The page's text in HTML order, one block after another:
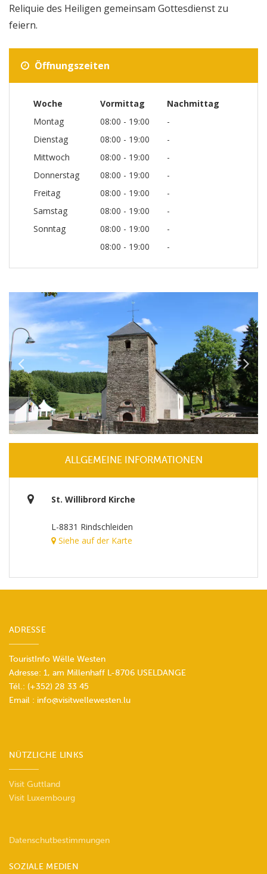
Reliquie des Heiligen gemeinsam Gottesdienst zu
feiern.
Öffnungszeiten
Woche Vormittag
Nachmittag
Montag
08:00 - 19:00
-
Dienstag
08:00 - 19:00
-
Mittwoch
08:00 - 19:00
-
Donnerstag
08:00 - 19:00
-
Freitag
08:00 - 19:00
-
Samstag
08:00 - 19:00
-
Sonntag
08:00 - 19:00
-
08:00 - 19:00
-
ALLGEMEINE INFORMATIONEN
St. Willibrord Kirche
L-8831 Rindschleiden
Siehe auf der Karte
ADRESSE
TouristInfo Wëlle Westen
Adresse: 1, am Millenhaff L-8706 USELDANGE
Tél.: (+352) 28 33 45
Email : info@visitwellewesten.lu
NÜTZLICHE LINKS
Visit Guttland
Visit Luxembourg
Datenschutbestimmungen
SOZIALE MEDIEN